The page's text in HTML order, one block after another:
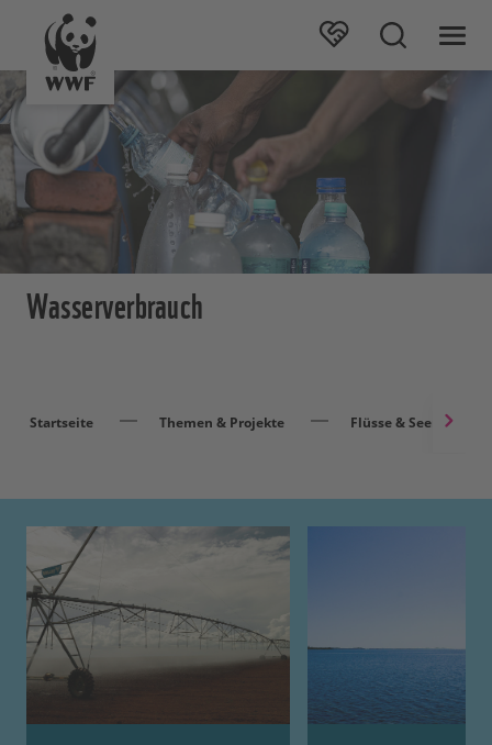
Wasserverbrauch
Startseite Themen & Projekte Flüsse & Seen